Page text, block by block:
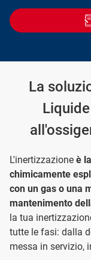
La
L'inertizzazione è
chimicamente
con un gas o una
mantenimento
la tua
tutte le fasi: dalla
messa in servizio,